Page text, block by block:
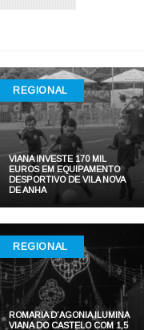
REGIONAL
VIANA INVESTE 170 MIL
EUROS EM EQUIPAMENTO
DESPORTIVO DE VILA NOVA
DE ANHA
REGIONAL
ROMARIA D’AGONIA ILUMINA
VIANA DO CASTELO COM 1,5